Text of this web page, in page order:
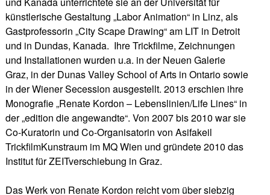
künstlerische Gestaltung „Labor Animation“ in Linz, als
Gastprofessorin „City Scape Drawing“ am LIT in Detroit
und in Dundas, Kanada. Ihre Trickfilme, Zeichnungen
und Installationen wurden u.a. in der Neuen Galerie
Graz, in der Dunas Valley School of Arts in Ontario sowie
in der Wiener Secession ausgestellt. 2013 erschien ihre
Monografie „Renate Kordon – Lebenslinien/Life Lines“ in
der „edition die angewandte“. Von 2007 bis 2010 war sie
Co-Kuratorin und Co-Organisatorin von Asifakeil
TrickfilmKunstraum im MQ Wien und gründete 2010 das
Institut für ZEITverschiebung in Graz.
Das Werk von Renate Kordon reicht vom über siebzig